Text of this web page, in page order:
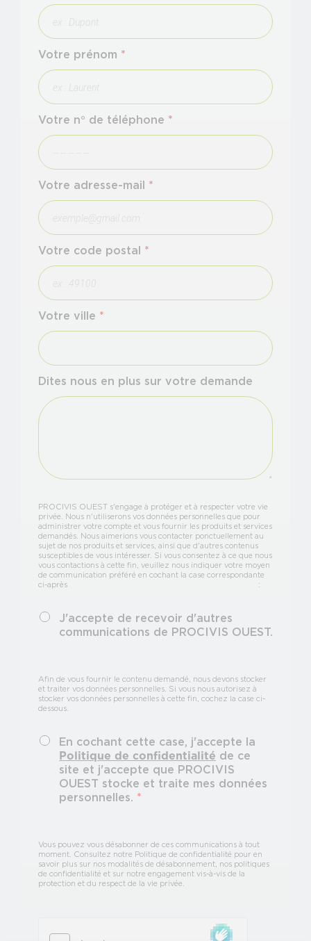
Votre prénom *
Votre n° de téléphone *
Votre adresse-mail *
Votre code postal *
Votre ville *
Dites nous en plus sur votre demande
PROCIVIS OUEST s'engage à protéger et à respecter votre vie
privée. Nous n'utiliserons vos données personnelles que pour
administrer votre compte et vous fournir les produits et services
demandés. Nous aimerions vous contacter ponctuellement au
sujet de nos produits et services, ainsi que d'autres contenus
susceptibles de vous intéresser. Si vous consentez à ce que nous
vous contactions à cette fin, veuillez nous indiquer votre moyen
de communication préféré en cochant la case correspondante
ci-après :
J'accepte de recevoir d'autres
communications de PROCIVIS OUEST.
Afin de vous fournir le contenu demandé, nous devons stocker
et traiter vos données personnelles. Si vous nous autorisez à
stocker vos données personnelles à cette fin, cochez la case ci-
dessous.
En cochant cette case, j'accepte la
Politique de confidentialité de ce
site et j'accepte que PROCIVIS
OUEST stocke et traite mes données
personnelles. *
Vous pouvez vous désabonner de ces communications à tout
moment. Consultez notre Politique de confidentialité pour en
savoir plus sur nos modalités de désabonnement, nos politiques
de confidentialité et sur notre engagement vis-à-vis de la
protection et du respect de la vie privée.